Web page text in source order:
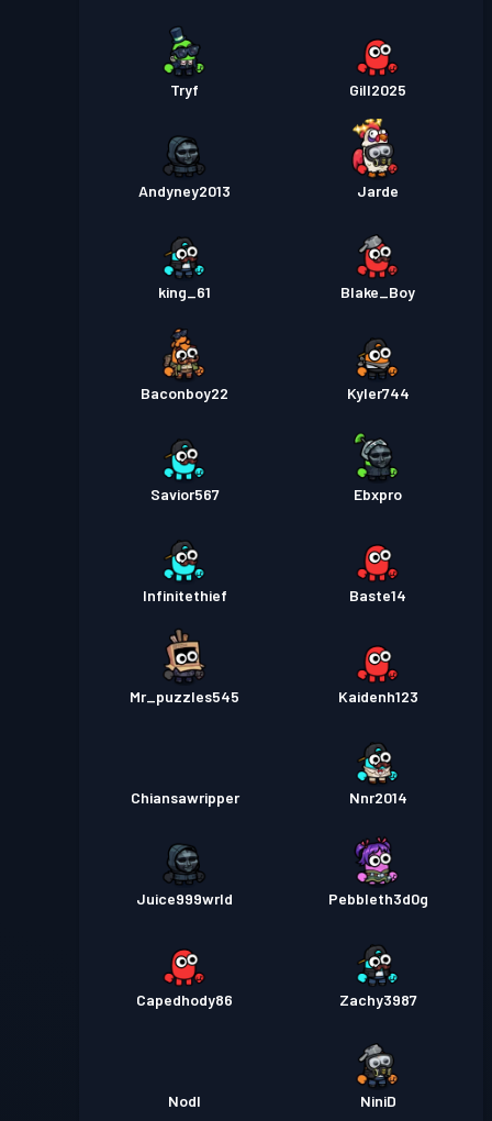
Tryf Gill2025
Andyney2013 Jarde
king_61 Blake_Boy
Baconboy22 Kyler744
Savior567 Ebxpro
Infinitethief Baste14
Mr_puzzles545 Kaidenh123
Chiansawripper Nnr2014
Juice999wrld Pebbleth3d0g
Capedhody86 Zachy3987
Nodl NiniD